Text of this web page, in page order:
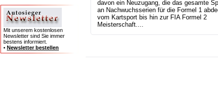
Mit unserem kostenlosen
Newsletter sind Sie immer
bestens informiert.
• Newsletter bestellen
davon ein Neuzugang, die das gesamte
an Nachwuchsserien für die Formel 1
vom Kartsport bis hin zur FIA Formel 2
Meisterschaft....